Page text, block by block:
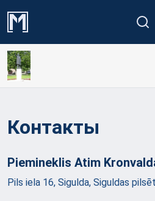
Контакты
Piemineklis Atim
Pils iela 16, Sigulda, Siguldas